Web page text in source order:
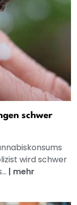
schwer
wird schwer
| mehr